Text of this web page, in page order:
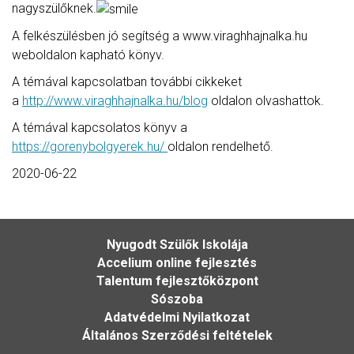
nagyszülőknek.
A felkészülésben jó segítség a www.viraghhajnalka.hu
weboldalon kapható könyv.
A témával kapcsolatban további cikkeket
a http://www.viraghhajnalka.hu/blog oldalon olvashattok.
A témával kapcsolatos könyv a
https://gorenybolgyerek.hu/ oldalon rendelhető.
2020-06-22
Nyugodt Szülők Iskolája
Accelium online fejlesztés
Talentum fejlesztőközpont
Sószoba
Adatvédelmi Nyilatkozat
Általános Szerződési feltételek